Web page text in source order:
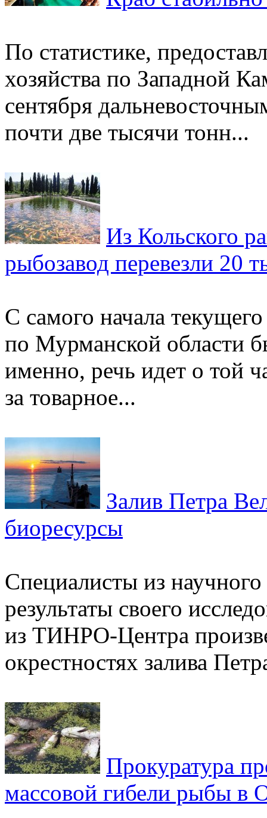
По статистике,
хозяйства по Западной
сентября
почти две тысячи тонн...
Из Кольского
рыбозавод перевезли 20
С самого начала
по Мурманской области
именно, речь идет о той
за товарное...
Залив Петра
биоресурсы
Специалисты из научного
результаты своего
из ТИНРО-Центра
окрестностях залива
Прокуратура
массовой гибели рыбы в